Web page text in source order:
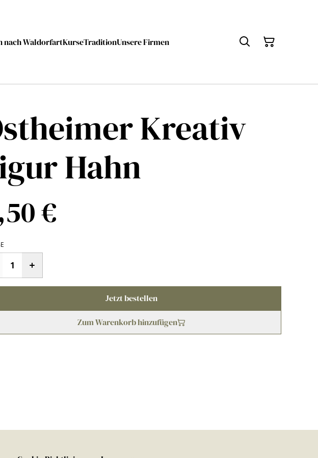
nach WaldorfartKurseTraditionUnsere Firmen
Kreativ
Hahn
€
Jetzt bestellen
Zum Warenkorb hinzufügen